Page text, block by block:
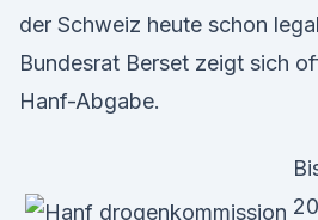
der Schweiz heute schon
Bundesrat Berset zeigt sich
Hanf-Abgabe.